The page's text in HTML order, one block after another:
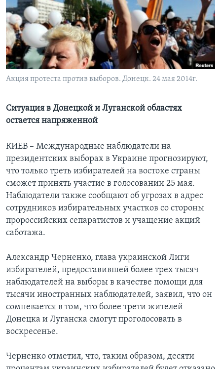
Learning English
СОЦИАЛЬНЫЕ СЕТИ
Акция протеста против выборов. Донецк. 24 мая 2014г.
Ситуация в Донецкой и Луганской областях
остается напряженной
КИЕВ – Международные наблюдатели на
президентских выборах в Украине прогнозируют,
что только треть избирателей на востоке страны
сможет принять участие в голосовании 25 мая.
Наблюдатели также сообщают об угрозах в адрес
сотрудников избирательных участков со стороны
пророссийских сепаратистов и учащение акций
саботажа.
Александр Черненко, глава украинской Лиги
избирателей, предоставившей более трех тысяч
наблюдателей на выборы в качестве помощи для
тысячи иностранных наблюдателей, заявил, что он
сомневается в том, что более трети жителей
Донецка и Луганска смогут проголосовать в
воскресенье.
Черненко отметил, что, таким образом, десяти